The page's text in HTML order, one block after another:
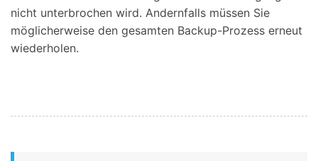
nicht unterbrochen wird. Andernfalls müssen Sie
möglicherweise den gesamten Backup-Prozess erneut
wiederholen.